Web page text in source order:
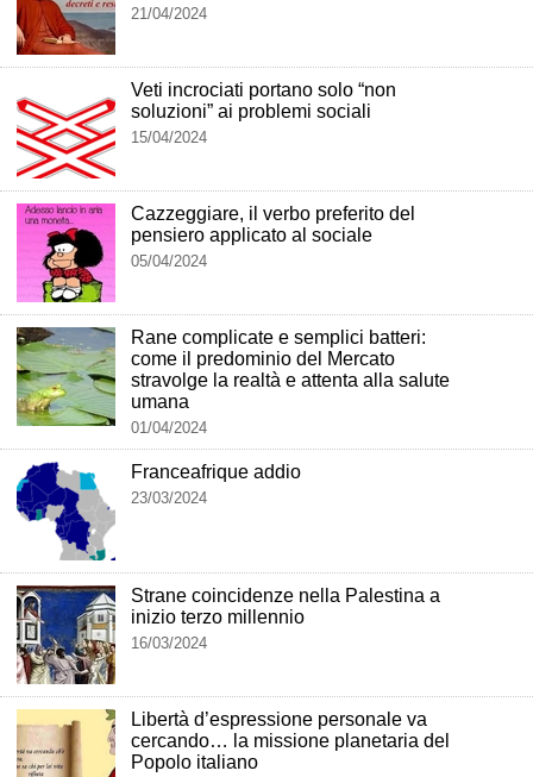
21/04/2024
Veti incrociati portano solo “non
soluzioni” ai problemi sociali
15/04/2024
Cazzeggiare, il verbo preferito del
pensiero applicato al sociale
05/04/2024
Rane complicate e semplici batteri:
come il predominio del Mercato
stravolge la realtà e attenta alla salute
umana
01/04/2024
Franceafrique addio
23/03/2024
Strane coincidenze nella Palestina a
inizio terzo millennio
16/03/2024
Libertà d’espressione personale va
cercando… la missione planetaria del
Popolo italiano